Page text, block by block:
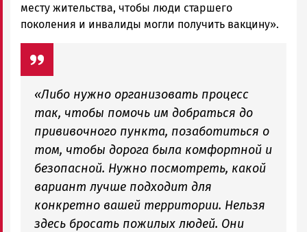
месту жительства, чтобы люди старшего
поколения и инвалиды могли получить вакцину».
«Либо нужно организовать процесс
так, чтобы помочь им добраться до
прививочного пункта, позаботиться о
том, чтобы дорога была комфортной и
безопасной. Нужно посмотреть, какой
вариант лучше подходит для
конкретно вашей территории. Нельзя
здесь бросать пожилых людей. Они